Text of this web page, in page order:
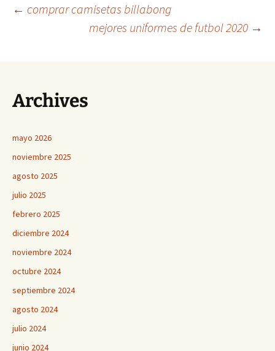
Navegación
entradas
← comprar camisetas billabong
mejores uniformes de futbol 2020 →
Archives
mayo 2026
noviembre 2025
agosto 2025
julio 2025
febrero 2025
diciembre 2024
noviembre 2024
octubre 2024
septiembre 2024
agosto 2024
julio 2024
junio 2024